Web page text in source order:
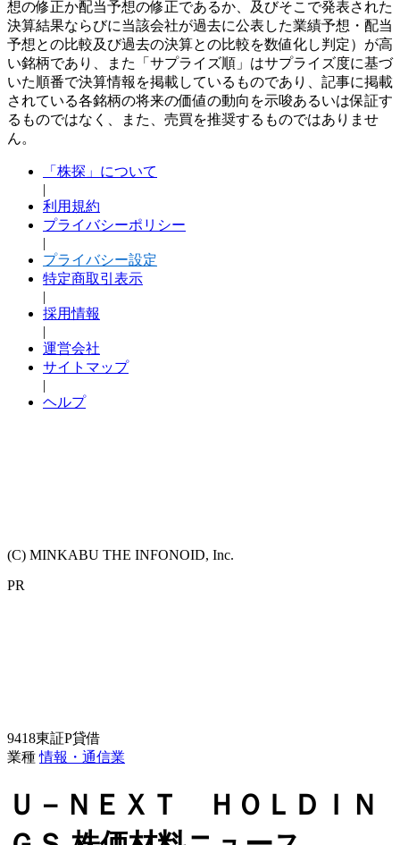
想の修正か配当予想の修正であるか、及びそこで発表された
決算結果ならびに当該会社が過去に公表した業績予想・配当
予想との比較及び過去の決算との比較を数値化し判定）が高
い銘柄であり、また「サプライズ順」はサプライズ度に基づ
いた順番で決算情報を掲載しているものであり、記事に掲載
されている各銘柄の将来の価値の動向を示唆あるいは保証す
るものではなく、また、売買を推奨するものではありませ
ん。
「株探」について
|
利用規約
プライバシーポリシー
|
プライバシー設定
特定商取引表示
|
採用情報
|
運営会社
サイトマップ
|
ヘルプ
(C) MINKABU THE INFONOID, Inc.
PR
9418東証P貸借
業種情報・通信業
Ｕ－ＮＥＸＴ ＨＯＬＤＩＮ